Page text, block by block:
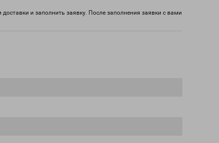
и заполнить заявку. После заполнения заявки с вами